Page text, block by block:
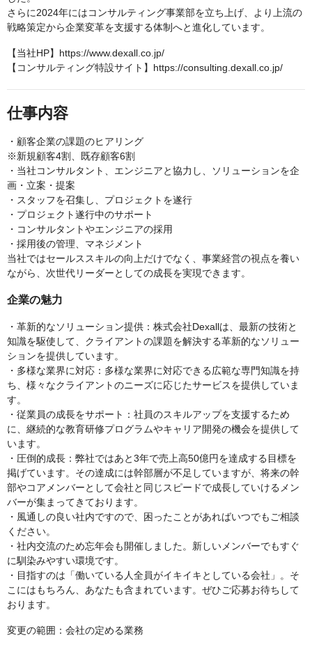
さらに2024年にはコンサルティング事業部を立ち上げ、より上流の
戦略策定から企業変革を支援する体制へと進化しています。
【当社HP】https://www.dexall.co.jp/
【コンサルティング特設サイト】https://consulting.dexall.co.jp/
仕事内容
・顧客企業の課題のヒアリング
※新規顧客4割、既存顧客6割
・当社コンサルタント、エンジニアと協力し、ソリューションを企
画・立案・提案
・スタッフを召集し、プロジェクトを遂行
・プロジェクト遂行中のサポート
・コンサルタントやエンジニアの採用
・採用後の管理、マネジメント
当社ではセールススキルの向上だけでなく、事業経営の視点を養い
ながら、次世代リーダーとしての成長を実現できます。
企業の魅力
・革新的なソリューション提供：株式会社Dexallは、最新の技術と
知識を駆使して、クライアントの課題を解決する革新的なソリュー
ションを提供しています。
・多様な業界に対応：多様な業界に対応できる広範な専門知識を持
ち、様々なクライアントのニーズに応じたサービスを提供していま
す。
・従業員の成長をサポート：社員のスキルアップを支援するため
に、継続的な教育研修プログラムやキャリア開発の機会を提供して
います。
・圧倒的成長：弊社ではあと3年で売上高50億円を達成する目標を
掲げています。その達成には幹部層が不足していますが、将来の幹
部やコアメンバーとして会社と同じスピードで成長していけるメン
バーが集まってきております。
・風通しの良い社内ですので、困ったことがあればいつでもご相談
ください。
・社内交流のため忘年会も開催しました。新しいメンバーでもすぐ
に馴染みやすい環境です。
・目指すのは「働いている人全員がイキイキとしている会社」。そ
こにはもちろん、あなたも含まれています。ぜひご応募お待ちして
おります。
変更の範囲：会社の定める業務